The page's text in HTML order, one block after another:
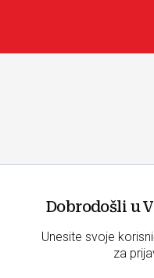
Dobrodošli u
Unesite svoje
za